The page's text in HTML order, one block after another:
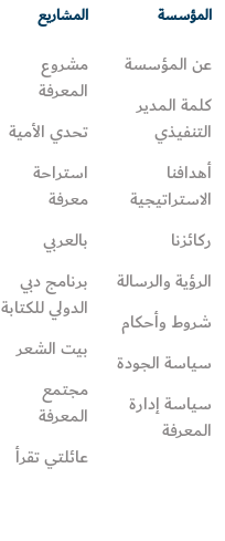
المؤسسة
عن المؤسسة
كلمة المدير
التنفيذي
أهدافنا
الاستراتيجية
ركائزنا
الرؤية والرسالة
شروط وأحكام
سياسة الجودة
سياسة إدارة
المعرفة
المشاريع
مشروع
المعرفة
تحدي الأمية
استراحة
معرفة
بالعربي
برنامج دبي
الدولي للكتابة
بيت الشعر
مجتمع
المعرفة
عائلتي تقرأ‎